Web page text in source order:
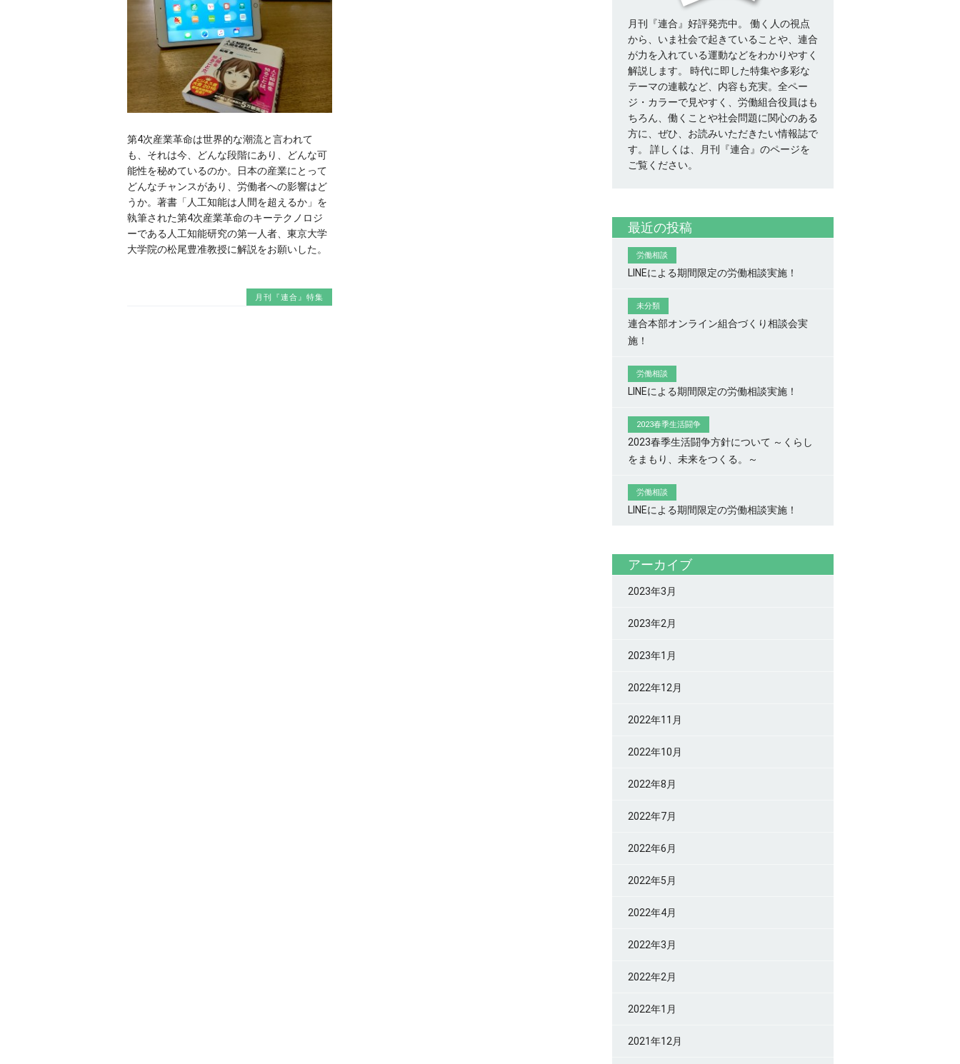
第4次産業革命は世界的な潮流と言われて
も、それは今、どんな段階にあり、どんな可
能性を秘めているのか。日本の産業にとって
どんなチャンスがあり、労働者への影響はど
うか。著書「人工知能は人間を超えるか」を
執筆された第4次産業革命のキーテクノロジ
ーである人工知能研究の第一人者、東京大学
大学院の松尾豊准教授に解説をお願いした。
月刊『連合』特集
月刊『連合』好評発売中。 働く人の視点
から、いま社会で起きていることや、連合
が力を入れている運動などをわかりやすく
解説します。 時代に即した特集や多彩な
テーマの連載など、内容も充実。全ペー
ジ・カラーで見やすく、労働組合役員はも
ちろん、働くことや社会問題に関心のある
方に、ぜひ、お読みいただきたい情報誌で
す。 詳しくは、月刊『連合』のページを
ご覧ください。
最近の投稿
労働相談
LINEによる期間限定の労働相談実施！
未分類
連合本部オンライン組合づくり相談会実
施！
労働相談
LINEによる期間限定の労働相談実施！
2023春季生活闘争
2023春季生活闘争方針について ～くらし
をまもり、未来をつくる。～
労働相談
LINEによる期間限定の労働相談実施！
アーカイブ
2023年3月
2023年2月
2023年1月
2022年12月
2022年11月
2022年10月
2022年8月
2022年7月
2022年6月
2022年5月
2022年4月
2022年3月
2022年2月
2022年1月
2021年12月